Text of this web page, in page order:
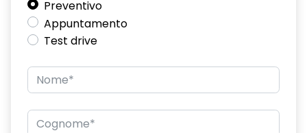
DDAW
Preventivo
Appuntamento
Test drive